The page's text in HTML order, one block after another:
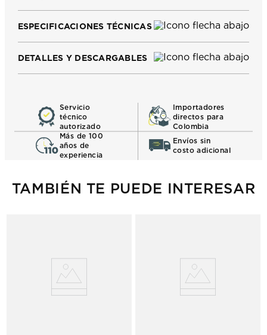
ESPECIFICACIONES TÉCNICAS
DETALLES Y DESCARGABLES
Servicio
técnico
autorizado
Importadores
directos para
Colombia
Más de 100
años de
experiencia
Envíos sin
costo adicional
TAMBIÉN TE PUEDE INTERESAR